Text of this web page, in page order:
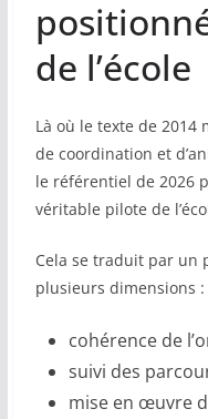
de l’école
Là où le texte de
de coordination et
le référentiel de 2026
véritable pilote de
Cela se traduit par un
plusieurs dimensions :
cohérence de
suivi des
mise en œuvre